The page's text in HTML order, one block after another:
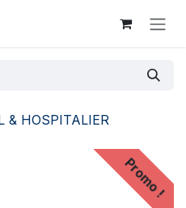
& HOSPITALIER
Promo !